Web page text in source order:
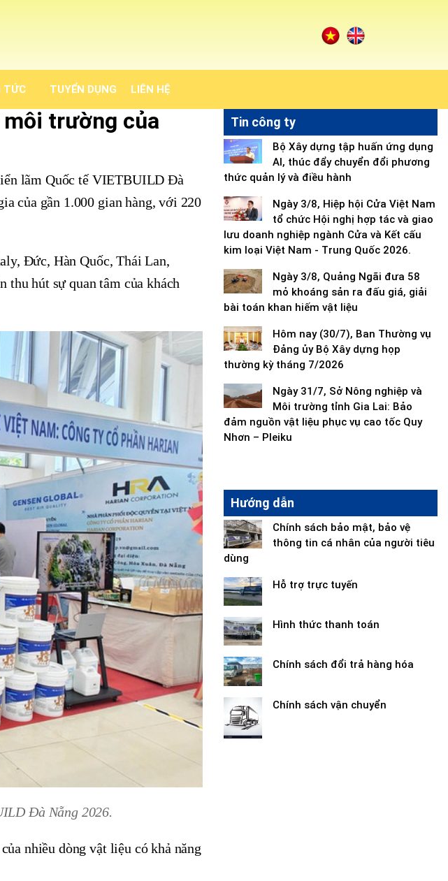
TỨC TUYỂN DỤNG LIÊN HỆ
trường của
lãm Quốc tế VIETBUILD Đà
của gần 1.000 gian hàng, với 220
Đức, Hàn Quốc, Thái Lan,
thu hút sự quan tâm của khách
Đà Nẵng 2026.
nhiều dòng vật liệu có khả năng
Tin công ty
Bộ Xây dựng tập huấn ứng dụng
AI, thúc đẩy chuyển đổi phương
thức quản lý và điều hành
Ngày 3/8, Hiệp hội Cửa Việt Nam
tổ chức Hội nghị hợp tác và giao
lưu doanh nghiệp ngành Cửa và Kết cấu
kim loại Việt Nam - Trung Quốc 2026.
Ngày 3/8, Quảng Ngãi đưa 58
mỏ khoáng sản ra đấu giá, giải
bài toán khan hiếm vật liệu
Hôm nay (30/7), Ban Thường vụ
Đảng ủy Bộ Xây dựng họp
thường kỳ tháng 7/2026
Ngày 31/7, Sở Nông nghiệp và
Môi trường tỉnh Gia Lai: Bảo
đảm nguồn vật liệu phục vụ cao tốc Quy
Nhơn – Pleiku
Hướng dẫn
Chính sách bảo mật, bảo vệ
thông tin cá nhân của người tiêu
dùng
Hỗ trợ trực tuyến
Hình thức thanh toán
Chính sách đổi trả hàng hóa
Chính sách vận chuyển